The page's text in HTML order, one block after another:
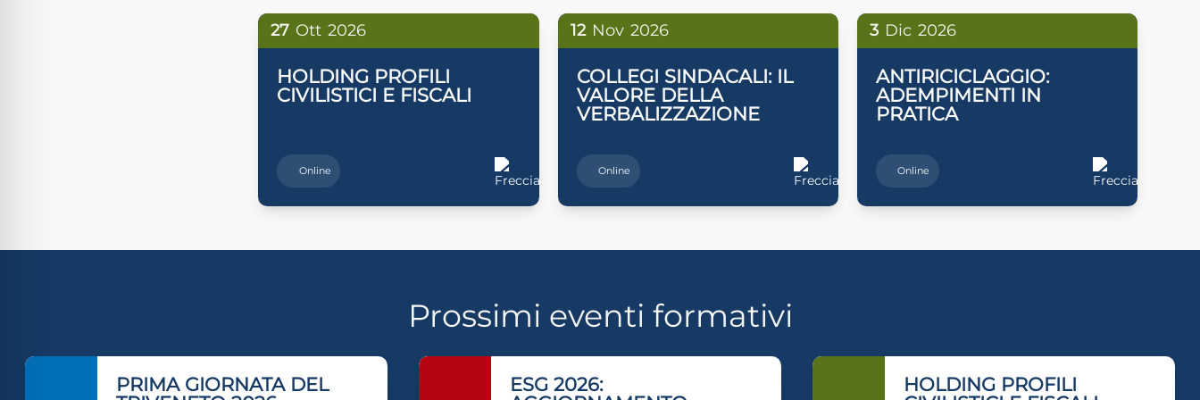
27 Ott 2026
HOLDING PROFILI
CIVILISTICI E FISCALI
Online
12 Nov 2026
COLLEGI SINDACALI: IL
VALORE DELLA
VERBALIZZAZIONE
Online
3 Dic 2026
ANTIRICICLAGGIO:
ADEMPIMENTI IN
PRATICA
Online
Prossimi eventi formativi
PRIMA GIORNATA DEL
ESG 2026:
HOLDING PROFILI